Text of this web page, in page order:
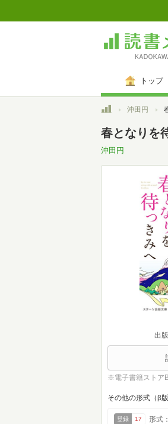
トップ
トップ沖田円
春となりを
沖田円
出
※電子書籍ストア
その他の形式（β版
登録 17
形式